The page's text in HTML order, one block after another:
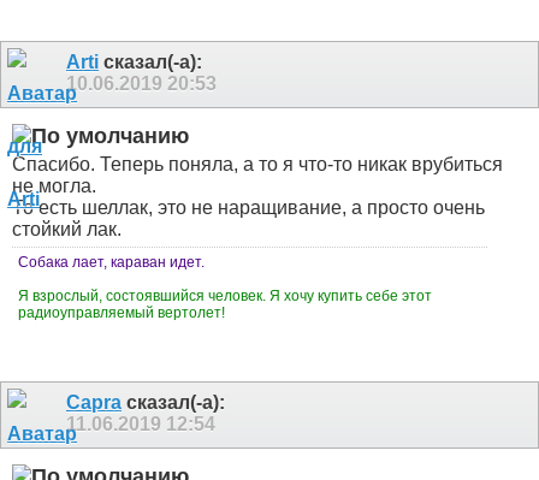
Arti сказал(-а):
10.06.2019 20:53
Спасибо. Теперь поняла, а то я что-то никак врубиться
не могла.
То есть шеллак, это не наращивание, а просто очень
стойкий лак.
Собака лает, караван идет.
Я взрослый, состоявшийся человек. Я хочу купить себе этот
радиоуправляемый вертолет!
Capra сказал(-а):
11.06.2019 12:54